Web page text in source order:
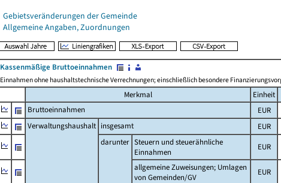
Gebietsveränderungen der Gemeinde
Allgemeine Angaben, Zuordnungen
Kassenmäßige Bruttoeinnahmen
Einnahmen ohne haushaltstechnische Verrechnungen; einschließlich besondere
Merkmal Einheit
Bruttoeinnahmen
EUR
Verwaltungshaushalt insgesamt EUR
darunter Steuern und steuerähnliche
Einnahmen
EUR
allgemeine Zuweisungen; Umlagen
von Gemeinden/GV
EUR